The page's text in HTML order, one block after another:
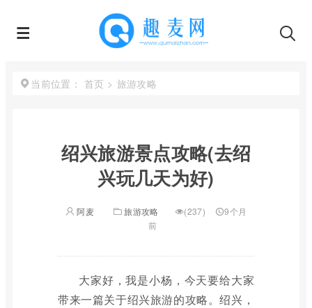
当前位置： 首页 > 旅游攻略
绍兴旅游景点攻略(去绍
兴玩几天为好)
阿麦 旅游攻略 (237)
9个月
前
大家好，我是小杨，今天要给大家
带来一篇关于绍兴旅游的攻略。绍兴，